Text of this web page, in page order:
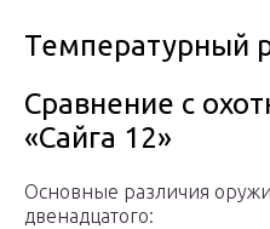
Температурный
Сравнение с
«Сайга 12»
Основные различия
двенадцатого: